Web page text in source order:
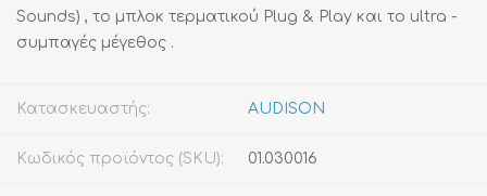
Sounds) , το μπλοκ τερματικού Plug & Play και το ultra -
συμπαγές μέγεθος .
Κατασκευαστής: AUDISON
Κωδικός προϊόντος (SKU): 01.030016